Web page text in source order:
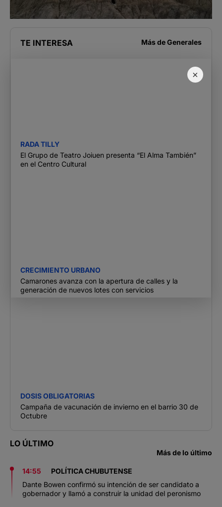
×
TE INTERESA Más deGenerales
RADA TILLY
El Grupo de Teatro Joiuen presenta “El Alma También”
en el Centro Cultural
CRECIMIENTO URBANO
Camarones avanza con la apertura de calles y la
generación de nuevos lotes con servicios
DOSIS OBLIGATORIAS
Campaña de vacunación de invierno en el barrio 30 de
Octubre
LO ÚLTIMO
Más de lo último
14:55
POLÍTICA CHUBUTENSE
Dante Bowen confirmó su intención de ser candidato a
gobernador y llamó a construir la unidad del peronismo